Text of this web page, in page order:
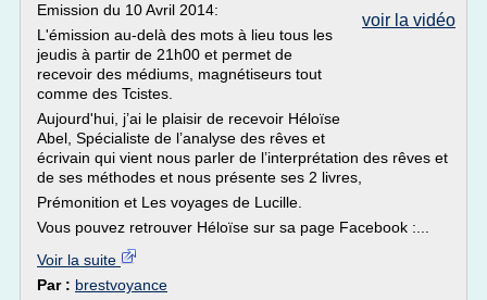
voir la vidéo
Emission du 10 Avril 2014:
L'émission au-delà des mots à lieu tous les
jeudis à partir de 21h00 et permet de
recevoir des médiums, magnétiseurs tout
comme des Tcistes.
Aujourd'hui, j’ai le plaisir de recevoir Héloïse
Abel, Spécialiste de l’analyse des rêves et
écrivain qui vient nous parler de l’interprétation des rêves et
de ses méthodes et nous présente ses 2 livres,
Prémonition et Les voyages de Lucille.
Vous pouvez retrouver Héloïse sur sa page Facebook :...
Voir la suite
Par : brestvoyance